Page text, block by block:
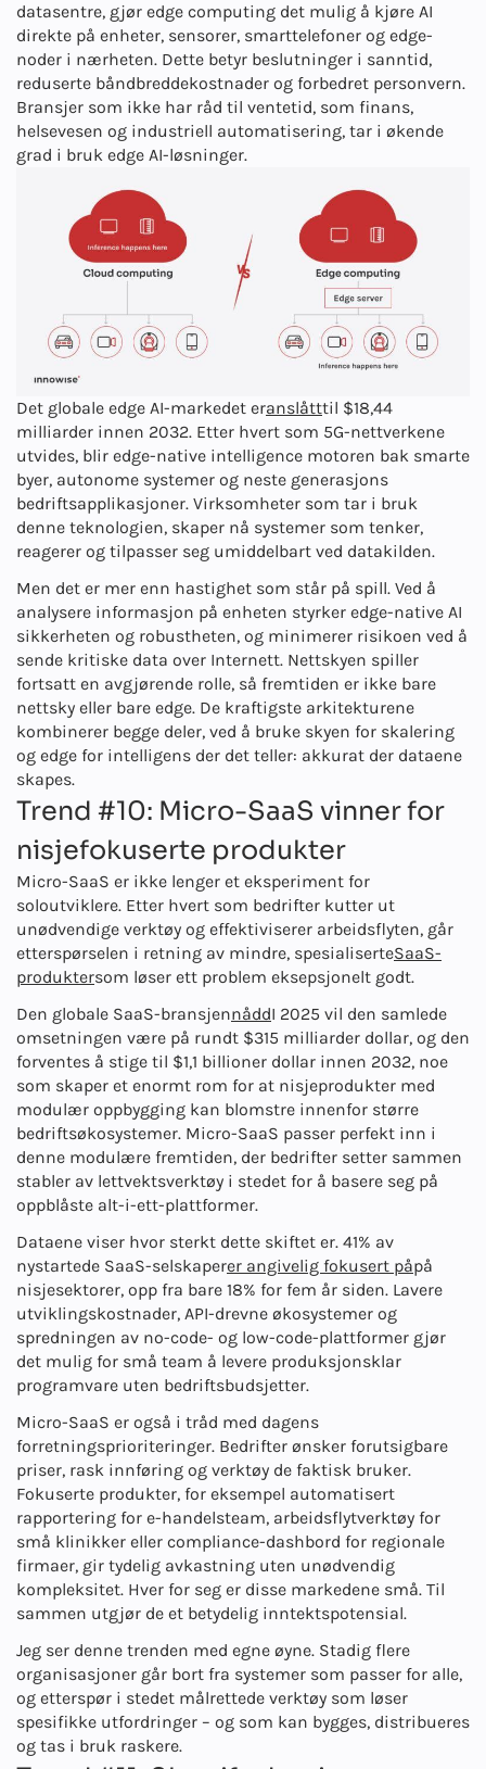
datasentre, gjør edge computing det mulig å kjøre AI
direkte på enheter, sensorer, smarttelefoner og edge-
noder i nærheten. Dette betyr beslutninger i sanntid,
reduserte båndbreddekostnader og forbedret personvern.
Bransjer som ikke har råd til ventetid, som finans,
helsevesen og industriell automatisering, tar i økende
grad i bruk edge AI-løsninger.
Det globale edge AI-markedet eranslåtttil $18,44
milliarder innen 2032. Etter hvert som 5G-nettverkene
utvides, blir edge-native intelligence motoren bak smarte
byer, autonome systemer og neste generasjons
bedriftsapplikasjoner. Virksomheter som tar i bruk
denne teknologien, skaper nå systemer som tenker,
reagerer og tilpasser seg umiddelbart ved datakilden.
Men det er mer enn hastighet som står på spill. Ved å
analysere informasjon på enheten styrker edge-native AI
sikkerheten og robustheten, og minimerer risikoen ved å
sende kritiske data over Internett. Nettskyen spiller
fortsatt en avgjørende rolle, så fremtiden er ikke bare
nettsky eller bare edge. De kraftigste arkitekturene
kombinerer begge deler, ved å bruke skyen for skalering
og edge for intelligens der det teller: akkurat der dataene
skapes.
Trend #10: Micro-SaaS vinner for
nisjefokuserte produkter
Micro-SaaS er ikke lenger et eksperiment for
soloutviklere. Etter hvert som bedrifter kutter ut
unødvendige verktøy og effektiviserer arbeidsflyten, går
etterspørselen i retning av mindre, spesialiserteSaaS-
produktersom løser ett problem eksepsjonelt godt.
Den globale SaaS-bransjennåddI 2025 vil den samlede
omsetningen være på rundt $315 milliarder dollar, og den
forventes å stige til $1,1 billioner dollar innen 2032, noe
som skaper et enormt rom for at nisjeprodukter med
modulær oppbygging kan blomstre innenfor større
bedriftsøkosystemer. Micro-SaaS passer perfekt inn i
denne modulære fremtiden, der bedrifter setter sammen
stabler av lettvektsverktøy i stedet for å basere seg på
oppblåste alt-i-ett-plattformer.
Dataene viser hvor sterkt dette skiftet er. 41% av
nystartede SaaS-selskaperer angivelig fokusert påpå
nisjesektorer, opp fra bare 18% for fem år siden. Lavere
utviklingskostnader, API-drevne økosystemer og
spredningen av no-code- og low-code-plattformer gjør
det mulig for små team å levere produksjonsklar
programvare uten bedriftsbudsjetter.
Micro-SaaS er også i tråd med dagens
forretningsprioriteringer. Bedrifter ønsker forutsigbare
priser, rask innføring og verktøy de faktisk bruker.
Fokuserte produkter, for eksempel automatisert
rapportering for e-handelsteam, arbeidsflytverktøy for
små klinikker eller compliance-dashbord for regionale
firmaer, gir tydelig avkastning uten unødvendig
kompleksitet. Hver for seg er disse markedene små. Til
sammen utgjør de et betydelig inntektspotensial.
Jeg ser denne trenden med egne øyne. Stadig flere
organisasjoner går bort fra systemer som passer for alle,
og etterspør i stedet målrettede verktøy som løser
spesifikke utfordringer – og som kan bygges, distribueres
og tas i bruk raskere.